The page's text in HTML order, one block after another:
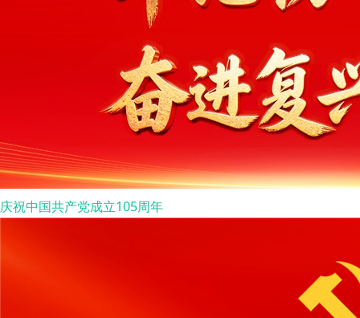
庆祝中国共产党成立105周年